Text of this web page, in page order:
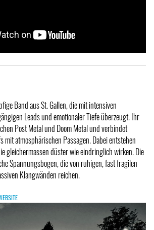
Band aus St. Gallen, die mit intensiven
Leads und emotionaler Tiefe überzeugt. Ihr
Post Metal und Doom Metal und verbindet
mit atmosphärischen Passagen. Dabei entstehen
gleichermassen düster wie eindringlich wirken. Die
Spannungsbögen, die von ruhigen, fast fragilen
Klangwänden reichen.